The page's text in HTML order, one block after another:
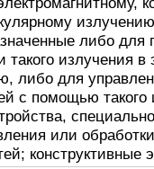
либо для
такого излучения в
либо для
с помощью
или
конструктивные